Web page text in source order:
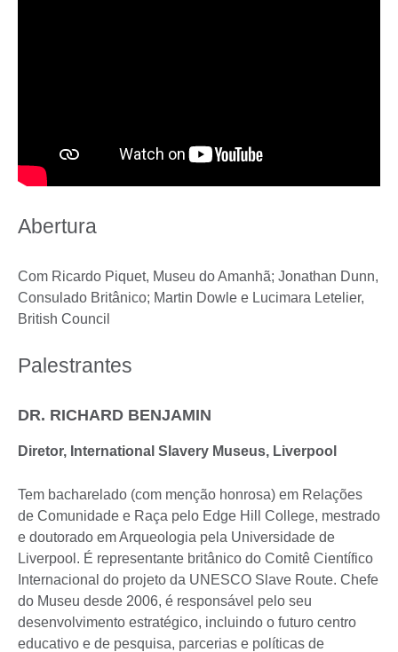
Abertura
Com Ricardo Piquet, Museu do Amanhã; Jonathan Dunn,
Consulado Britânico; Martin Dowle e Lucimara Letelier,
British Council
Palestrantes
DR. RICHARD BENJAMIN
Diretor, International Slavery Museus, Liverpool
Tem bacharelado (com menção honrosa) em Relações
de Comunidade e Raça pelo Edge Hill College, mestrado
e doutorado em Arqueologia pela Universidade de
Liverpool. É representante britânico do Comitê Científico
Internacional do projeto da UNESCO Slave Route. Chefe
do Museu desde 2006, é responsável pelo seu
desenvolvimento estratégico, incluindo o futuro centro
educativo e de pesquisa, parcerias e políticas de